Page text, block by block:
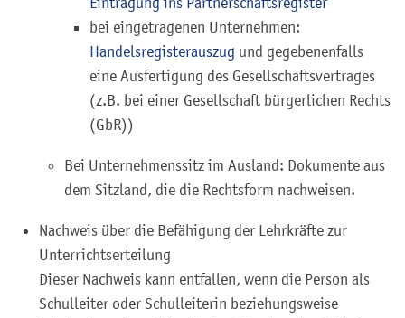
bei eingetragenen Unternehmen:
Handelsregisterauszug und gegebenenfalls
eine Ausfertigung des Gesellschaftsvertrages
(z.B. bei einer Gesellschaft bürgerlichen Rechts
(GbR))
Bei Unternehmenssitz im Ausland: Dokumente aus
dem Sitzland, die die Rechtsform nachweisen.
Nachweis über die Befähigung der Lehrkräfte zur
Unterrichtserteilung
Dieser Nachweis kann entfallen, wenn die Person als
Schulleiter oder Schulleiterin beziehungsweise